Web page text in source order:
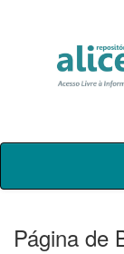
Skip
Página de